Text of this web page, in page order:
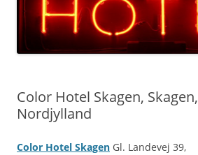
HOVEDBANEGÅRDEN
ÅLBORG
Color Hotel Skagen, Skagen,
Nordjylland
Color Hotel Skagen Gl. Landevej 39,